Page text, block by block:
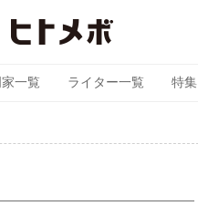
一覧 ライター一覧 特集